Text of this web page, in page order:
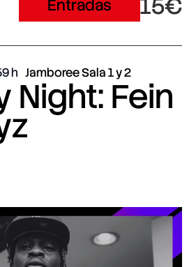
Entradas 15€
Jamboree Sala 1 y 2
Night: Fein